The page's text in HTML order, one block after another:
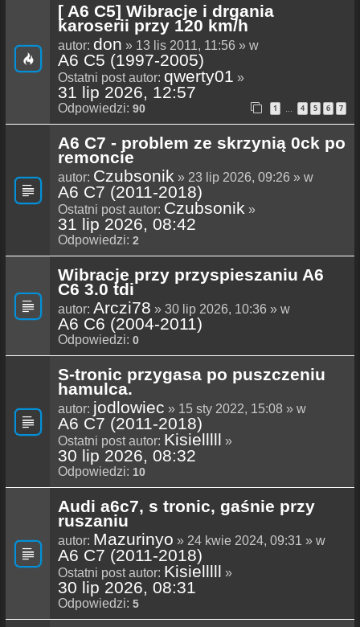
[ A6 C5] Wibracje i drgania
karoserii przy 120 km/h
autor: don » 13 lis 2011, 11:56 » w
A6 C5 (1997-2005)
Ostatni post autor: qwerty01 »
31 lip 2026, 12:57
Odpowiedzi: 90 1 … 4 5 6 7
A6 C7 - problem ze skrzynią 0ck po
remoncie
autor: Czubsonik » 23 lip 2026, 09:26 » w
A6 C7 (2011-2018)
Ostatni post autor: Czubsonik »
31 lip 2026, 08:42
Odpowiedzi: 2
Wibracje przy przyspieszaniu A6
C6 3.0 tdi
autor: Arczi78 » 30 lip 2026, 10:36 » w
A6 C6 (2004-2011)
Odpowiedzi: 0
S-tronic przygasa po puszczeniu
hamulca.
autor: jodlowiec » 15 sty 2022, 15:08 » w
A6 C7 (2011-2018)
Ostatni post autor: Kisielllll »
30 lip 2026, 08:32
Odpowiedzi: 10
Audi a6c7, s tronic, gaśnie przy
ruszaniu
autor: Mazurinyo » 24 kwie 2024, 09:31 » w
A6 C7 (2011-2018)
Ostatni post autor: Kisielllll »
30 lip 2026, 08:31
Odpowiedzi: 5